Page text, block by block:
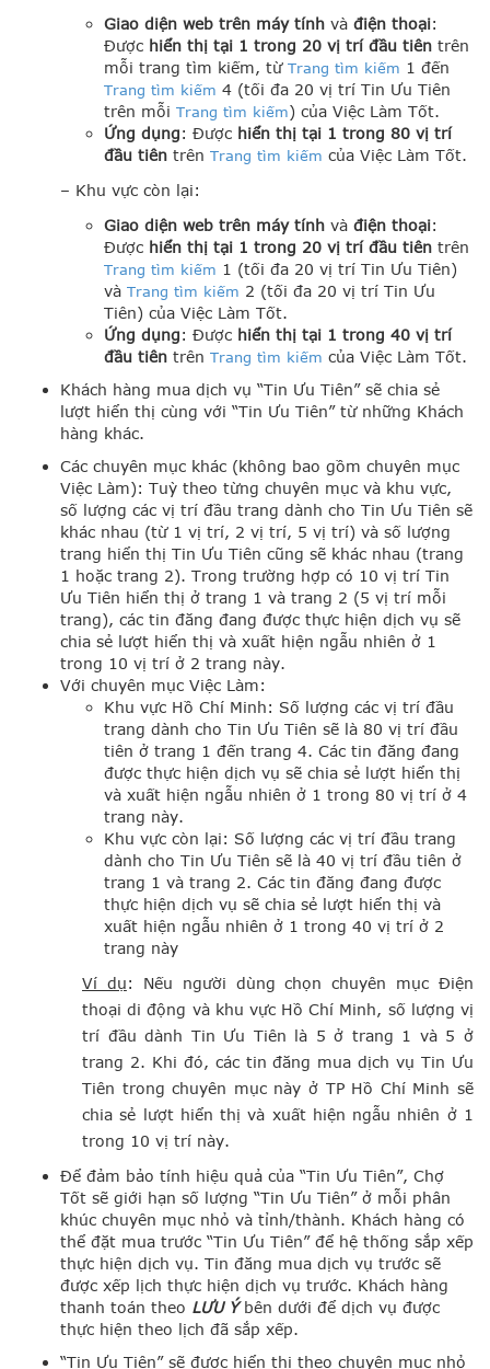
Giao diện web trên máy tính và điện thoại:
Được hiển thị tại 1 trong 20 vị trí đầu tiên trên
mỗi trang tìm kiếm, từ Trang tìm kiếm 1 đến
Trang tìm kiếm 4 (tối đa 20 vị trí Tin Ưu Tiên
trên mỗi Trang tìm kiếm) của Việc Làm Tốt.
Ứng dụng: Được hiển thị tại 1 trong 80 vị trí
đầu tiên trên Trang tìm kiếm của Việc Làm Tốt.
– Khu vực còn lại:
Giao diện web trên máy tính và điện thoại:
Được hiển thị tại 1 trong 20 vị trí đầu tiên trên
Trang tìm kiếm 1 (tối đa 20 vị trí Tin Ưu Tiên)
và Trang tìm kiếm 2 (tối đa 20 vị trí Tin Ưu
Tiên) của Việc Làm Tốt.
Ứng dụng: Được hiển thị tại 1 trong 40 vị trí
đầu tiên trên Trang tìm kiếm của Việc Làm Tốt.
Khách hàng mua dịch vụ “Tin Ưu Tiên” sẽ chia sẻ
lượt hiển thị cùng với “Tin Ưu Tiên” từ những Khách
hàng khác.
Các chuyên mục khác (không bao gồm chuyên mục
Việc Làm): Tuỳ theo từng chuyên mục và khu vực,
số lượng các vị trí đầu trang dành cho Tin Ưu Tiên sẽ
khác nhau (từ 1 vị trí, 2 vị trí, 5 vị trí) và số lượng
trang hiển thị Tin Ưu Tiên cũng sẽ khác nhau (trang
1 hoặc trang 2). Trong trường hợp có 10 vị trí Tin
Ưu Tiên hiển thị ở trang 1 và trang 2 (5 vị trí mỗi
trang), các tin đăng đang được thực hiện dịch vụ sẽ
chia sẻ lượt hiển thị và xuất hiện ngẫu nhiên ở 1
trong 10 vị trí ở 2 trang này.
Với chuyên mục Việc Làm:
Khu vực Hồ Chí Minh: Số lượng các vị trí đầu
trang dành cho Tin Ưu Tiên sẽ là 80 vị trí đầu
tiên ở trang 1 đến trang 4. Các tin đăng đang
được thực hiện dịch vụ sẽ chia sẻ lượt hiển thị
và xuất hiện ngẫu nhiên ở 1 trong 80 vị trí ở 4
trang này.
Khu vực còn lại: Số lượng các vị trí đầu trang
dành cho Tin Ưu Tiên sẽ là 40 vị trí đầu tiên ở
trang 1 và trang 2. Các tin đăng đang được
thực hiện dịch vụ sẽ chia sẻ lượt hiển thị và
xuất hiện ngẫu nhiên ở 1 trong 40 vị trí ở 2
trang này
Ví dụ: Nếu người dùng chọn chuyên mục Điện
thoại di động và khu vực Hồ Chí Minh, số lượng vị
trí đầu dành Tin Ưu Tiên là 5 ở trang 1 và 5 ở
trang 2. Khi đó, các tin đăng mua dịch vụ Tin Ưu
Tiên trong chuyên mục này ở TP Hồ Chí Minh sẽ
chia sẻ lượt hiển thị và xuất hiện ngẫu nhiên ở 1
trong 10 vị trí này.
Để đảm bảo tính hiệu quả của “Tin Ưu Tiên”, Chợ
Tốt sẽ giới hạn số lượng “Tin Ưu Tiên” ở mỗi phân
khúc chuyên mục nhỏ và tỉnh/thành. Khách hàng có
thể đặt mua trước “Tin Ưu Tiên” để hệ thống sắp xếp
thực hiện dịch vụ. Tin đăng mua dịch vụ trước sẽ
được xếp lịch thực hiện dịch vụ trước. Khách hàng
thanh toán theo LƯU Ýbên dưới để dịch vụ được
thực hiện theo lịch đã sắp xếp.
“Tin Ưu Tiên” sẽ được hiển thị theo chuyên mục nhỏ